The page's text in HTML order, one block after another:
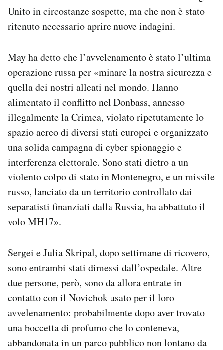
Unito in circostanze sospette, ma che non è stato
ritenuto necessario aprire nuove indagini.
May ha detto che l’avvelenamento è stato l’ultima
operazione russa per «minare la nostra sicurezza e
quella dei nostri alleati nel mondo. Hanno
alimentato il conflitto nel Donbass, annesso
illegalmente la Crimea, violato ripetutamente lo
spazio aereo di diversi stati europei e organizzato
una solida campagna di cyber spionaggio e
interferenza elettorale. Sono stati dietro a un
violento colpo di stato in Montenegro, e un missile
russo, lanciato da un territorio controllato dai
separatisti finanziati dalla Russia, ha abbattuto il
volo MH17».
Sergei e Julia Skripal, dopo settimane di ricovero,
sono entrambi stati dimessi dall’ospedale. Altre
due persone, però, sono da allora entrate in
contatto con il Novichok usato per il loro
avvelenamento: probabilmente dopo aver trovato
una boccetta di profumo che lo conteneva,
abbandonata in un parco pubblico non lontano da